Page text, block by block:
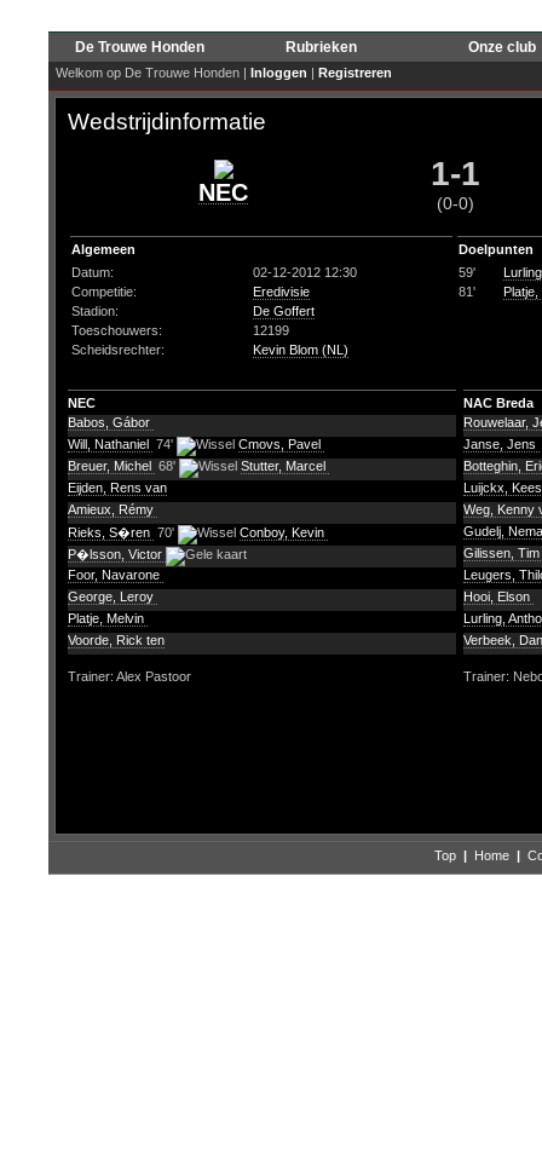
De Trouwe Honden Rubrieken Onze club
Welkom op De Trouwe Honden | Inloggen | Registreren
Wedstrijdinformatie
NEC 1-1
(0-0)
Algemeen
Datum:
02-12-2012 12:30
Competitie:
Eredivisie
Stadion:
De Goffert
Toeschouwers:
12199
Scheidsrechter:
Kevin Blom (NL)
Doelpunten
59'
81'
Platje,
NEC
NAC Breda
Babos, Gábor
Will, Nathaniel 74'
Cmovs, Pavel
Breuer, Michel 68'
Stutter, Marcel
Eijden, Rens van
Amieux, Rémy
Rieks, S�ren 70'
Conboy, Kevin
P�lsson, Victor
Foor, Navarone
George, Leroy
Platje, Melvin
Voorde, Rick ten
Rouwelaar,
Janse, Jens
Botteghin,
Luijckx,
Weg, Kenny
Gudelj,
Gilissen, Tim
Leugers,
Hooi, Elson
Lurling,
Verbeek,
Trainer: Alex Pastoor Trainer:
Top | Home |